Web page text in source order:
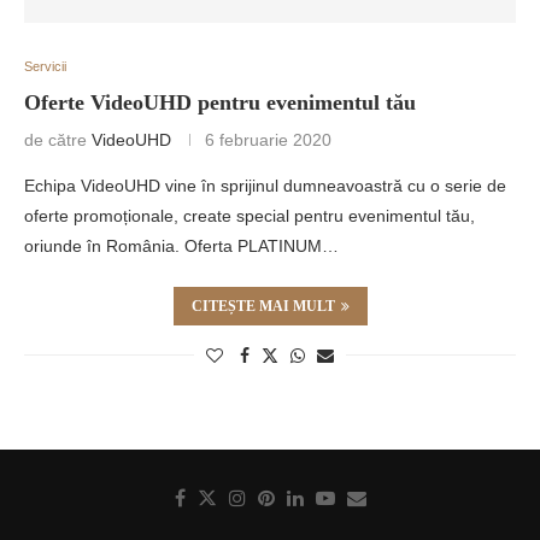
Servicii
Oferte VideoUHD pentru evenimentul tău
de către VideoUHD 6 februarie 2020
Echipa VideoUHD vine în sprijinul dumneavoastră cu o serie de
oferte promoționale, create special pentru evenimentul tău,
oriunde în România. Oferta PLATINUM…
CITEȘTE MAI MULT